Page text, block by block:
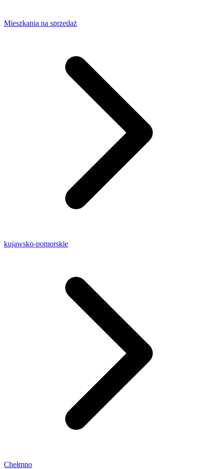
Mieszkania na sprzedaż
kujawsko-pomorskie
Chełmno